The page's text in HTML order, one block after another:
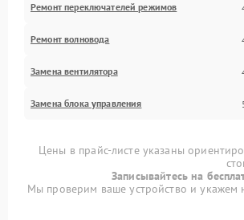
Ремонт переключателей режимов
Ремонт волновода
Замена вентилятора
Замена блока управления
Цены в прайс-листе указаны
Записывайтесь на
Мы проверим ваше устройство и укажем